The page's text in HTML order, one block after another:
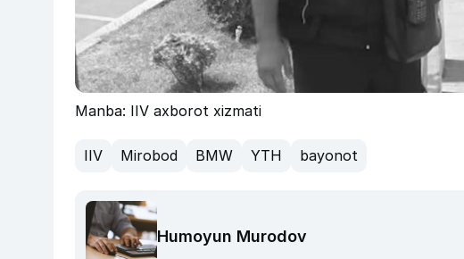
Manba: IIV axborot xizmati
IIV Mirobod BMW YTH bayonot
Humoyun Murodov